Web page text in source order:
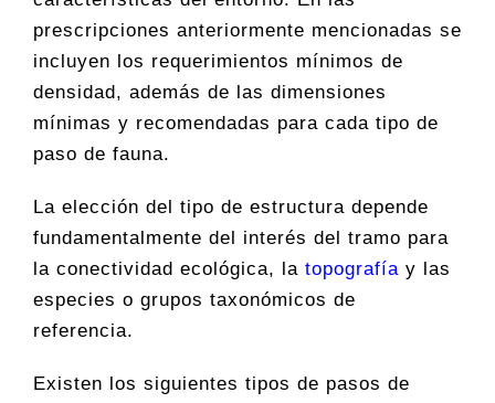
prescripciones anteriormente mencionadas se
incluyen los requerimientos mínimos de
densidad, además de las dimensiones
mínimas y recomendadas para cada tipo de
paso de fauna.
La elección del tipo de estructura depende
fundamentalmente del interés del tramo para
la conectividad ecológica, la topografíay las
especies o grupos taxonómicos de
referencia.
Existen los siguientes tipos de pasos de